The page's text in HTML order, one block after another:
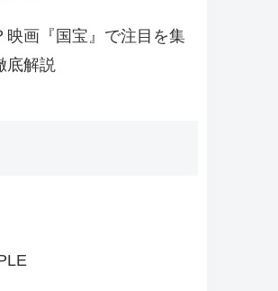
映画『国宝』で注目を集
底解説